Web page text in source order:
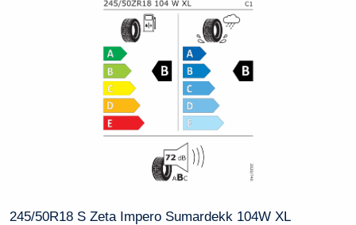
245/50R18 S Zeta Impero Sumardekk 104W XL